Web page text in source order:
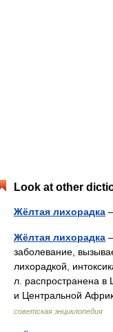
Look at other
Жёлтая лихорадка
Жёлтая лихорадка
заболевание,
лихорадкой,
л. распространена
и Центральной
советская энциклопедия